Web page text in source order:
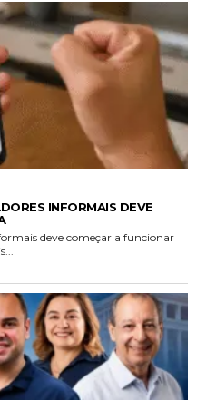
INFORMAIS DEVE
deve começar a funcionar